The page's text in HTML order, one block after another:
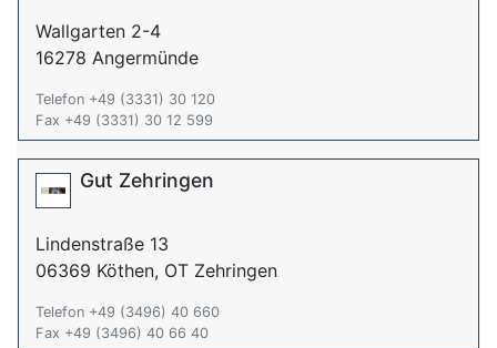
Wallgarten 2-4
16278 Angermünde
Telefon +49 (3331) 30 120
Fax +49 (3331) 30 12 599
Gut Zehringen
Lindenstraße 13
06369 Köthen, OT Zehringen
Telefon +49 (3496) 40 660
Fax +49 (3496) 40 66 40